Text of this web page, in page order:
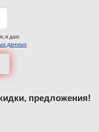
я даю
данных
предложения!